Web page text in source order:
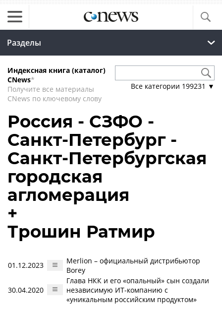
Разделы
Индексная книга (каталог)
CNews*
Получите все материалы
CNews по ключевому слову
Все категории 199231 ▼
Россия - СЗФО -
Санкт-Петербург -
Санкт-Петербургская
городская
агломерация
+
Трошин Ратмир
01.12.2023
Merlion – официальный дистрибьютор
Borey
30.04.2020
Глава НКК и его «опальный» сын создали
независимую ИТ-компанию с
«уникальным российским продуктом»